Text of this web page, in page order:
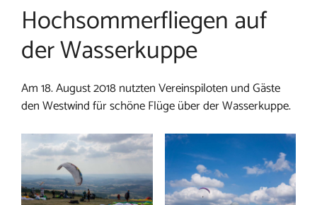
Hochsommerfliegen auf
der Wasserkuppe
Am 18. August 2018 nutzten Vereinspiloten und Gäste
den Westwind für schöne Flüge über der Wasserkuppe.